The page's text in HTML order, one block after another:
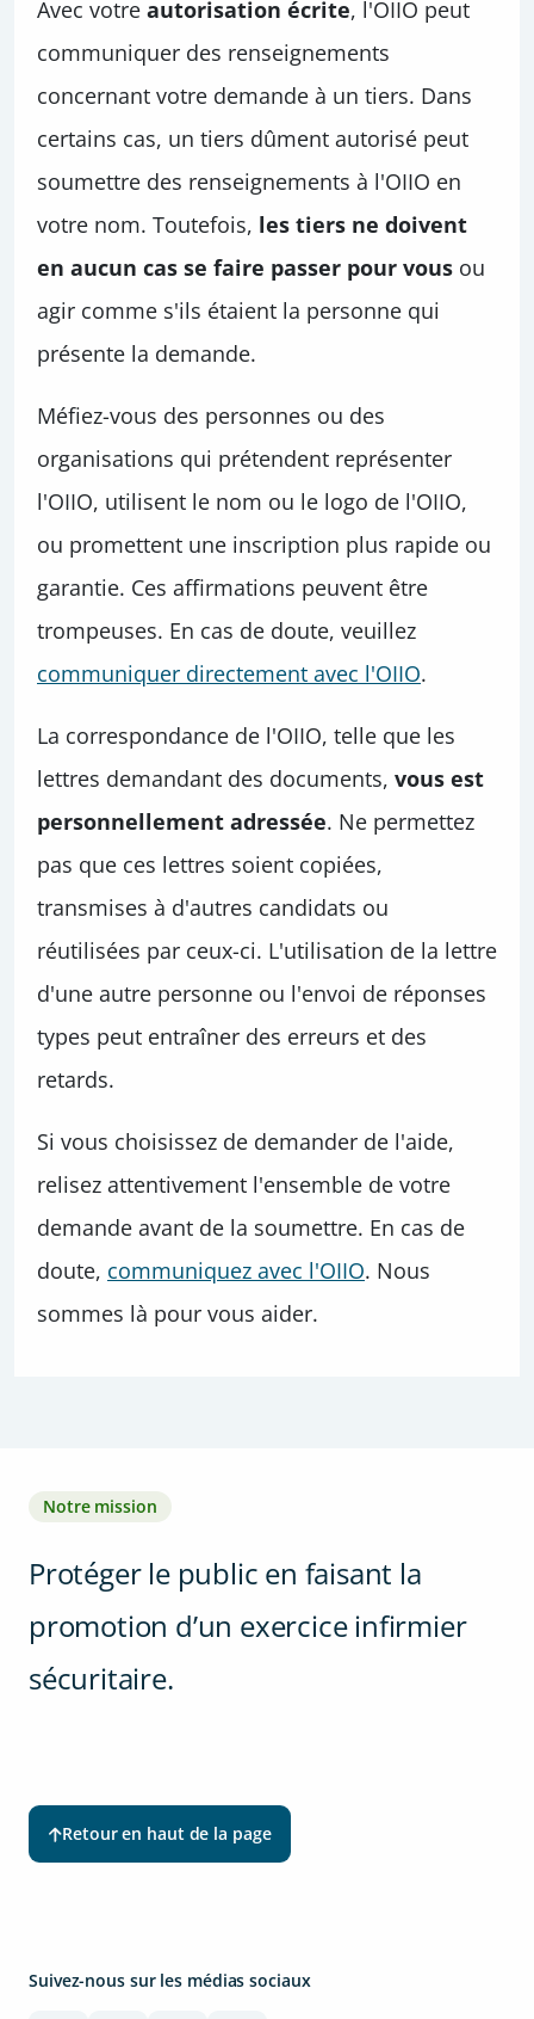
Avec votre autorisation écrite, l'OIIO peut
communiquer des renseignements
concernant votre demande à un tiers. Dans
certains cas, un tiers dûment autorisé peut
soumettre des renseignements à l'OIIO en
votre nom. Toutefois, les tiers ne doivent
en aucun cas se faire passer pour vous ou
agir comme s'ils étaient la personne qui
présente la demande.
Méfiez-vous des personnes ou des
organisations qui prétendent représenter
l'OIIO, utilisent le nom ou le logo de l'OIIO,
ou promettent une inscription plus rapide ou
garantie. Ces affirmations peuvent être
trompeuses. En cas de doute, veuillez
communiquer directement avec l'OIIO.
La correspondance de l'OIIO, telle que les
lettres demandant des documents, vous est
personnellement adressée. Ne permettez
pas que ces lettres soient copiées,
transmises à d'autres candidats ou
réutilisées par ceux-ci. L'utilisation de la lettre
d'une autre personne ou l'envoi de réponses
types peut entraîner des erreurs et des
retards.
Si vous choisissez de demander de l'aide,
relisez attentivement l'ensemble de votre
demande avant de la soumettre. En cas de
doute, communiquez avec l'OIIO. Nous
sommes là pour vous aider.
Notre mission
Protéger le public en faisant la
promotion d’un exercice infirmier
sécuritaire.
Retour en haut de la page
Suivez-nous sur les médias sociaux